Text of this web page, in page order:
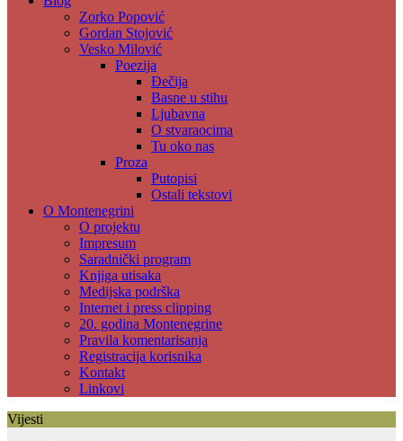
Zorko Popović
Gordan Stojović
Vesko Milović
Poezija
Đečija
Basne u stihu
Ljubavna
O stvaraocima
Tu oko nas
Proza
Putopisi
Ostali tekstovi
O Montenegrini
O projektu
Impresum
Saradnički program
Knjiga utisaka
Medijska podrška
Internet i press clipping
20. godina Montenegrine
Pravila komentarisanja
Registracija korisnika
Kontakt
Linkovi
Vijesti